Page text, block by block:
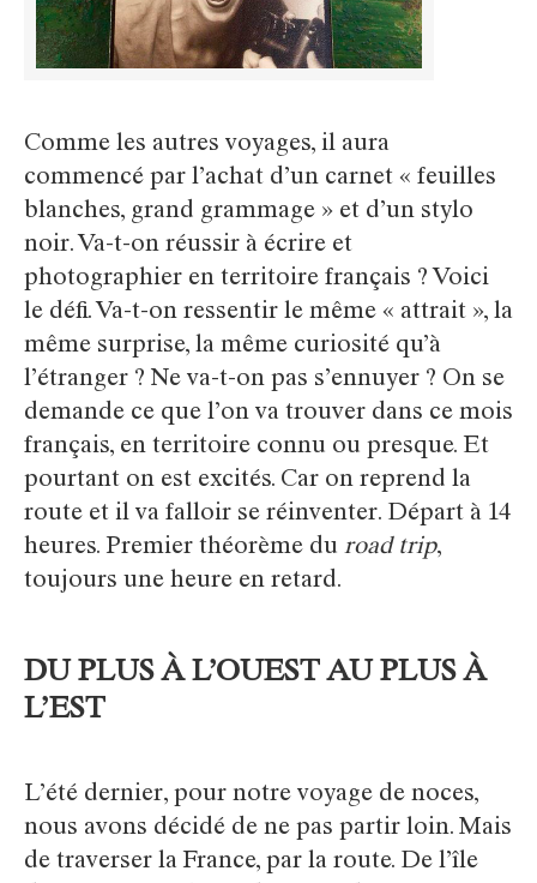
Comme les autres voyages, il aura
commencé par l’achat d’un carnet « feuilles
blanches, grand grammage » et d’un stylo
noir. Va-t-on réussir à écrire et
photographier en territoire français ? Voici
le défi. Va-t-on ressentir le même « attrait », la
même surprise, la même curiosité qu’à
l’étranger ? Ne va-t-on pas s’ennuyer ? On se
demande ce que l’on va trouver dans ce mois
français, en territoire connu ou presque. Et
pourtant on est excités. Car on reprend la
route et il va falloir se réinventer. Départ à 14
heures. Premier théorème du road trip,
toujours une heure en retard.
DU PLUS À L’OUEST AU PLUS À
L’EST
L’été dernier, pour notre voyage de noces,
nous avons décidé de ne pas partir loin. Mais
de traverser la France, par la route. De l’île